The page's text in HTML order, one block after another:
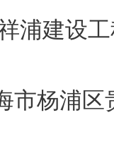
浦建设
杨浦区